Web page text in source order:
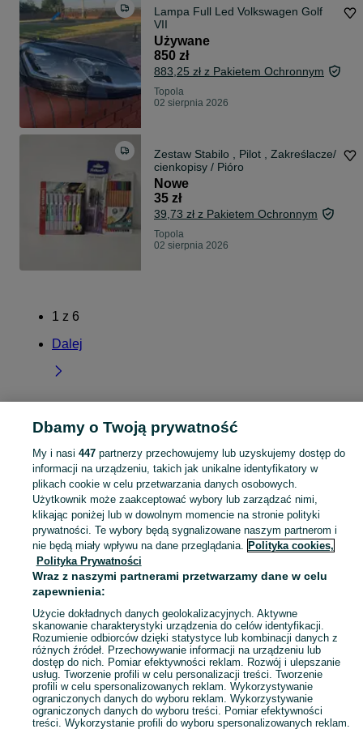
Lampa Full Led Volkswagen Golf
VII
Używane
850 zł
883,25 zł z Pakietem Ochronnym
Topola
02 sierpnia 2026
Zestaw Stabilo , Pilot , Zakreślacze/
cienkopisy / Pióro
Nowe
35 zł
39,73 zł z Pakietem Ochronnym
Topola
02 sierpnia 2026
1 z 6
Dalej
Strona główna Świętokrzyskie Topola
KATEGORIA
Skorzystaj z największego serwisu ogłoszeniowego - Topola i okolice! Kupuj to, czego pragniesz i sprzedawaj to, czego już nie potrzebujesz! Zobacz
Mapa kategorii
Mapa miejscowości
Mapa ministron
Popularne wyszukiwania
Dbamy o Twoją prywatność
My i nasi 447partnerzy przechowujemy lub uzyskujemy dostęp do
informacji na urządzeniu, takich jak unikalne identyfikatory w
plikach cookie w celu przetwarzania danych osobowych.
Użytkownik może zaakceptować wybory lub zarządzać nimi,
klikając poniżej lub w dowolnym momencie na stronie polityki
prywatności. Te wybory będą sygnalizowane naszym partnerom i
nie będą miały wpływu na dane przeglądania. Polityka cookies,
Polityka Prywatności
Wraz z naszymi partnerami przetwarzamy dane w celu
zapewnienia:
Użycie dokładnych danych geolokalizacyjnych. Aktywne
skanowanie charakterystyki urządzenia do celów identyfikacji.
Rozumienie odbiorców dzięki statystyce lub kombinacji danych z
różnych źródeł. Przechowywanie informacji na urządzeniu lub
dostęp do nich. Pomiar efektywności reklam. Rozwój i ulepszanie
usług. Tworzenie profili w celu personalizacji treści. Tworzenie
profili w celu spersonalizowanych reklam. Wykorzystywanie
ograniczonych danych do wyboru reklam. Wykorzystywanie
ograniczonych danych do wyboru treści. Pomiar efektywności
treści. Wykorzystanie profili do wyboru spersonalizowanych reklam.